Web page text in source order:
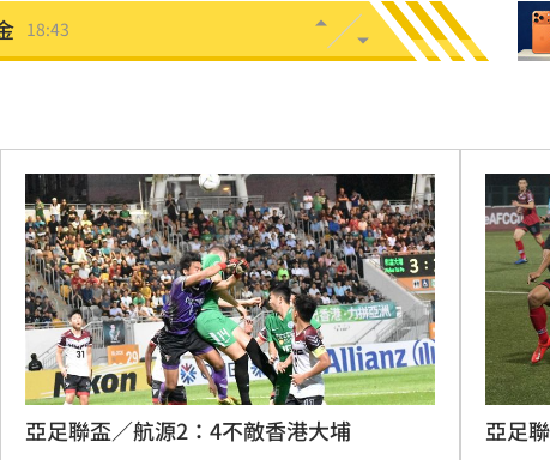
18:43
18:36
18:34
18:33
18:32
亞足聯盃／航源2：4不敵香港大埔 亞足